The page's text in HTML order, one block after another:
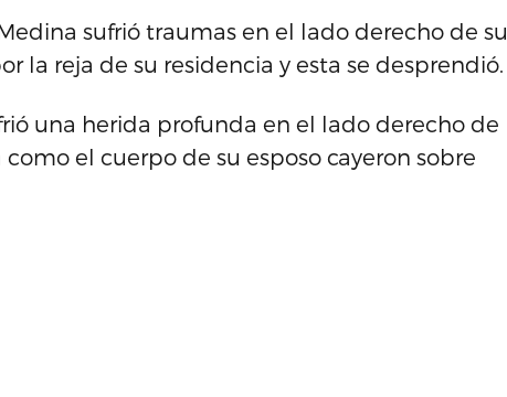
sufrió traumas en el lado derecho de su
la reja de su residencia y esta se desprendió.
una herida profunda en el lado derecho de
el cuerpo de su esposo cayeron sobre